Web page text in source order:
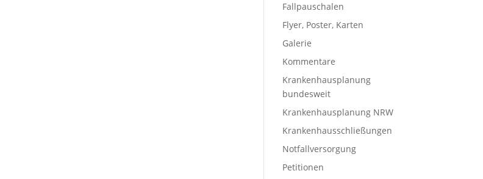
Fallpauschalen
Flyer, Poster, Karten
Galerie
Kommentare
Krankenhausplanung
bundesweit
Krankenhausplanung NRW
Krankenhausschließungen
Notfallversorgung
Petitionen